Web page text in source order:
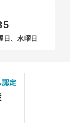
、水曜日